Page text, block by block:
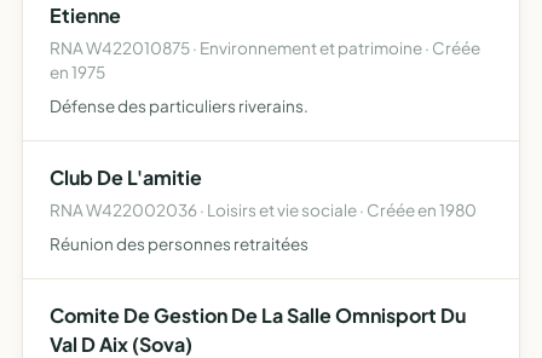
Etienne
RNA W422010875 · Environnement et patrimoine · Créée
en 1975
Défense des particuliers riverains.
Club De L'amitie
RNA W422002036 · Loisirs et vie sociale · Créée en 1980
Réunion des personnes retraitées
Comite De Gestion De La Salle Omnisport Du
Val D Aix (Sova)